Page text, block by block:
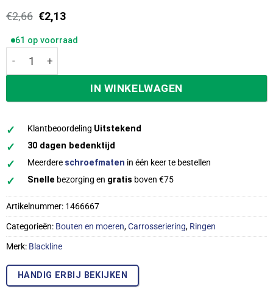
€2,66 Oorspronkelijke
prijs
was:
€2,66.
€2,13Huidige
is:
€2,13.
61 op voorraad
Blackline carrosseriering din9021 m8 zwart 10 stuks
IN WINKELWAGEN
✓ Klantbeoordeling Uitstekend
✓ 30 dagen bedenktijd
✓ Meerdere schroefmaten in één keer te bestellen
✓ Snelle bezorging en gratis boven €75
Artikelnummer: 1466667
Categorieën: Bouten en moeren,Carrosseriering, Ringen
Merk: Blackline
HANDIG ERBIJ BEKIJKEN